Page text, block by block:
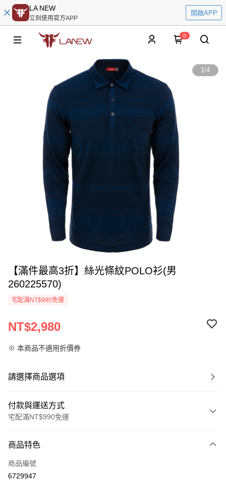
LA NEW
立刻使用官方APP
開啟APP
0
1/4
【滿件最高3折】絲光條紋POLO衫(男
260225570)
宅配滿NT$990免運
NT$2,980
※ 本商品不適用折價券
請選擇商品選項
付款與運送方式
宅配滿NT$990免運
信用卡一次付款
LINE Pay
商品特色
商品編號
6729947